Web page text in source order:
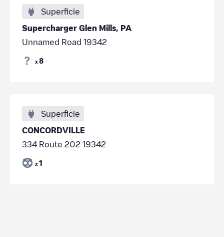
Superficie
Supercharger Glen Mills, PA
Unnamed Road 19342
x 8
Superficie
CONCORDVILLE
334 Route 202 19342
x 1